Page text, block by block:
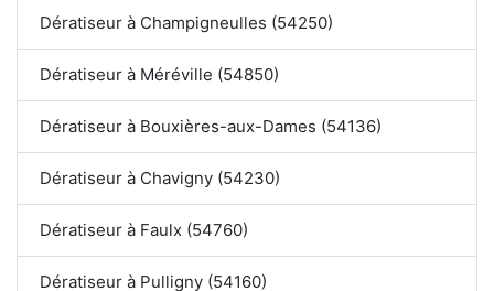
Dératiseur à Champigneulles (54250)
Dératiseur à Méréville (54850)
Dératiseur à Bouxières-aux-Dames (54136)
Dératiseur à Chavigny (54230)
Dératiseur à Faulx (54760)
Dératiseur à Pulligny (54160)